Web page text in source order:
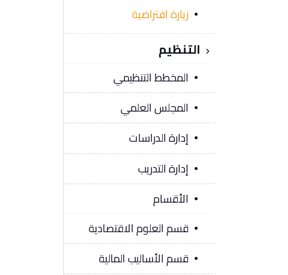
زيارة افتراضية
التنظيم
المخطط التنظيمي
المجلس العلمي
إدارة الدراسات
إدارة التدريب
الأقسام
قسم العلوم الاقتصادية
قسم الأساليب المالية